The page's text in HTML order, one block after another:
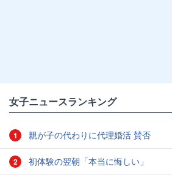
女子ニュースランキング
1 親が子の代わりに代理婚活 賛否
2 初体験の翌朝「本当に悔しい」